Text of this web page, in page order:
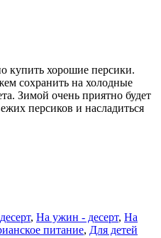
купить хорошие персики.
сохранить на холодные
Зимой очень приятно будет
персиков и насладиться
, На ужин - десерт, На
питание, Для детей